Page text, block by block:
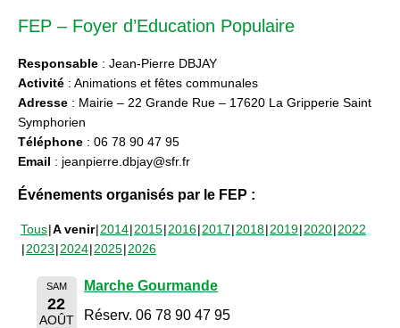
FEP – Foyer d’Education Populaire
Responsable : Jean-Pierre DBJAY
Activité : Animations et fêtes communales
Adresse : Mairie – 22 Grande Rue – 17620 La Gripperie Saint
Symphorien
Téléphone : 06 78 90 47 95
Email : jeanpierre.dbjay@sfr.fr
Événements organisés par le FEP :
Tous A venir 2014 2015 2016 2017 2018 2019 2020 2022
2023 2024 2025 2026
SAM
22
AOÛT
Marche Gourmande
Réserv. 06 78 90 47 95